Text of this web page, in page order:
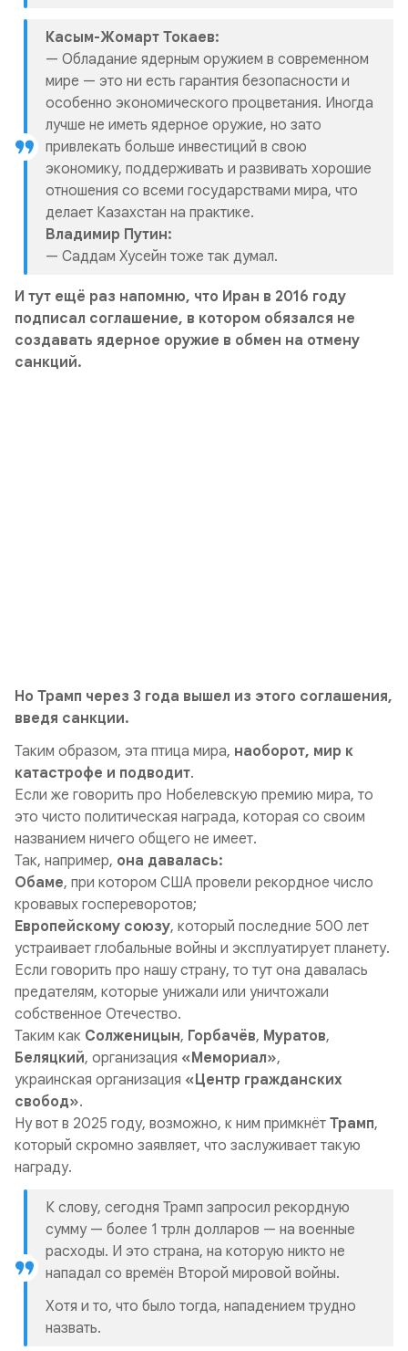
Касым-Жомарт Токаев:
— Обладание ядерным оружием в современном
мире — это ни есть гарантия безопасности и
особенно экономического процветания. Иногда
лучше не иметь ядерное оружие, но зато
привлекать больше инвестиций в свою
экономику, поддерживать и развивать хорошие
отношения со всеми государствами мира, что
делает Казахстан на практике.
Владимир Путин:
— Саддам Хусейн тоже так думал.
И тут ещё раз напомню, что Иран в 2016 году
подписал соглашение, в котором обязался не
создавать ядерное оружие в обмен на отмену
санкций.
Но Трамп через 3 года вышел из этого соглашения,
введя санкции.
Таким образом, эта птица мира, наоборот, мир к
катастрофе и подводит.
Если же говорить про Нобелевскую премию мира, то
это чисто политическая награда, которая со своим
названием ничего общего не имеет.
Так, например, она давалась:
Обаме, при котором США провели рекордное число
кровавых госпереворотов;
Европейскому союзу, который последние 500 лет
устраивает глобальные войны и эксплуатирует планету.
Если говорить про нашу страну, то тут она давалась
предателям, которые унижали или уничтожали
собственное Отечество.
Таким как Солженицын, Горбачёв, Муратов,
Беляцкий, организация «Мемориал»,
украинская организация «Центр гражданских
свобод».
Ну вот в 2025 году, возможно, к ним примкнёт Трамп,
который скромно заявляет, что заслуживает такую
награду.
К слову, сегодня Трамп запросил рекордную
сумму — более 1 трлн долларов — на военные
расходы. И это страна, на которую никто не
нападал со времён Второй мировой войны.
Хотя и то, что было тогда, нападением трудно
назвать.